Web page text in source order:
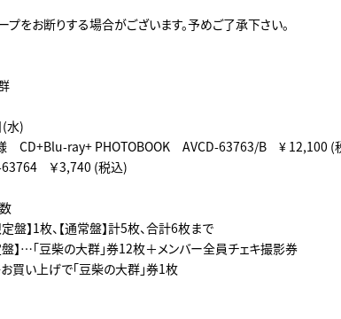
をお断りする場合がございます。予めご了承下さい。
(水)
様 CD+Blu-ray+ PHOTOBOOK AVCD-63763/B ¥ 12,100 (
63764 ￥3,740 (税込)
】1枚、【通常盤】計5枚、合計6枚まで
】…「豆柴の大群」券12枚＋メンバー全員チェキ撮影券
買い上げで「豆柴の大群」券1枚